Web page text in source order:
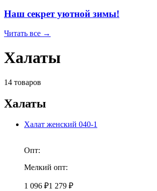
Наш секрет уютной зимы!
Читать все →
Халаты
14 товаров
Халаты
Халат женский 040-1
Опт:
Мелкий опт:
1 096 ₽1 279 ₽